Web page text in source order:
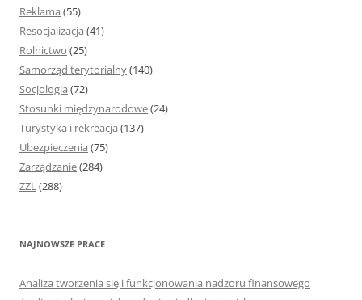
Reklama (55)
Resocjalizacja (41)
Rolnictwo (25)
Samorząd terytorialny(140)
Socjologia (72)
Stosunki międzynarodowe(24)
Turystyka i rekreacja (137)
Ubezpieczenia (75)
Zarządzanie(284)
ZZL(288)
NAJNOWSZE PRACE
Analiza tworzenia się i funkcjonowania nadzoru finansowego